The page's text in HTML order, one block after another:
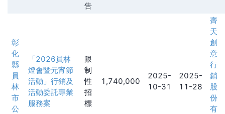
告
彰
化
縣
員
林
市
公
「2026員林
燈會暨元宵節
活動」行銷及
活動委託專業
服務案
限
制
性
招
標
1,740,000
2025-
10-31
2025-
11-28
齊
天
創
意
行
銷
股
份
有